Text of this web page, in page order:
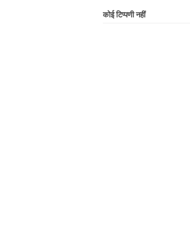
कोई टिप्पणी नहीं